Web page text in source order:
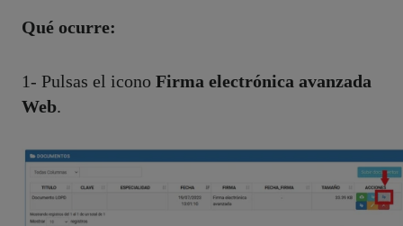
Qué ocurre:
1- Pulsas el icono Firma electrónica avanzada
Web.